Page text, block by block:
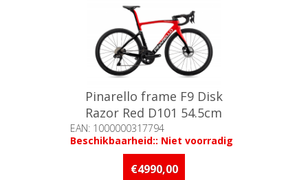
Pinarello frame F9 Disk
Razor Red D101 54.5cm
EAN: 1000000317794
Beschikbaarheid:: Niet voorradig
€4990,00